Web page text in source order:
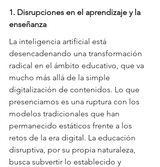
1. Disrupciones en el aprendizaje y la
enseñanza
La inteligencia artificial está
desencadenando una transformación
radical en el ámbito educativo, que va
mucho más allá de la simple
digitalización de contenidos. Lo que
presenciamos es una ruptura con los
modelos tradicionales que han
permanecido estáticos frente a los
retos de la era digital. La educación
disruptiva, por su propia naturaleza,
busca subvertir lo establecido y